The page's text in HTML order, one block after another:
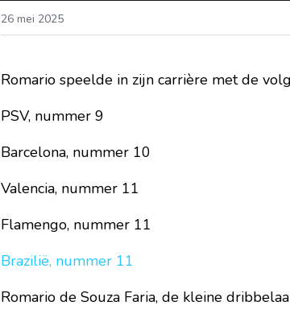
26 mei 2025
Romario speelde in zijn carrière met de
PSV, nummer 9
Barcelona, nummer 10
Valencia, nummer 11
Flamengo, nummer 11
Brazilië, nummer 11
Romario de Souza Faria, de kleine